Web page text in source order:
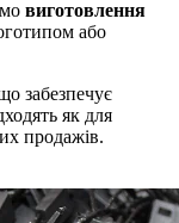
виготовлення
або
забезпечує
як для
продажів.